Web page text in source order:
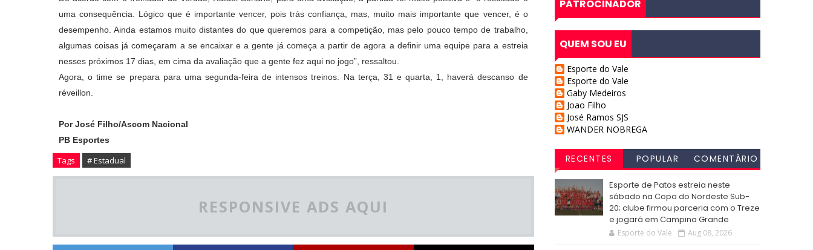
uma consequência. Lógico que é importante vencer, pois trás confiança, mas, muito mais importante que vencer, é o
desempenho. Ainda estamos muito distantes do que queremos para a competição, mas pelo pouco tempo de trabalho,
algumas coisas já começaram a se encaixar e a gente já começa a partir de agora a definir uma equipe para a estreia
nesses próximos 17 dias, em cima da avaliação que a gente fez aqui no jogo”, ressaltou.
Agora, o time se prepara para uma segunda-feira de intensos treinos. Na terça, 31 e quarta, 1, haverá descanso de
réveillon.
Por José Filho/Ascom Nacional
PB Esportes
Tags # Estadual
RESPONSIVE ADS AQUI
PATROCINADOR
QUEM SOU EU
Esporte do Vale
Esporte do Vale
Gaby Medeiros
Joao Filho
José Ramos SJS
WANDER NOBREGA
RECENTES POPULAR
COMENTÁRIO
Esporte de Patos estreia neste
sábado na Copa do Nordeste Sub-
20; clube firmou parceria com o Treze
e jogará em Campina Grande
Esporte do Vale Aug 08, 2026